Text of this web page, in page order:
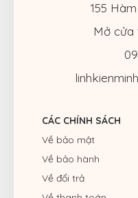
CÁC CHÍNH SÁCH
Về bảo mật
Về bảo hành
Về đổi trả
155
Mở cửa